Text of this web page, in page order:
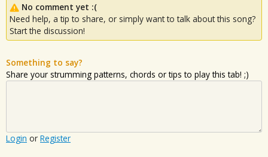
No comment yet :(
Need help, a tip to share, or simply want to talk about this song?
Start the discussion!
Something to say?
Share your strumming patterns, chords or tips to play this tab! ;)
Login or Register